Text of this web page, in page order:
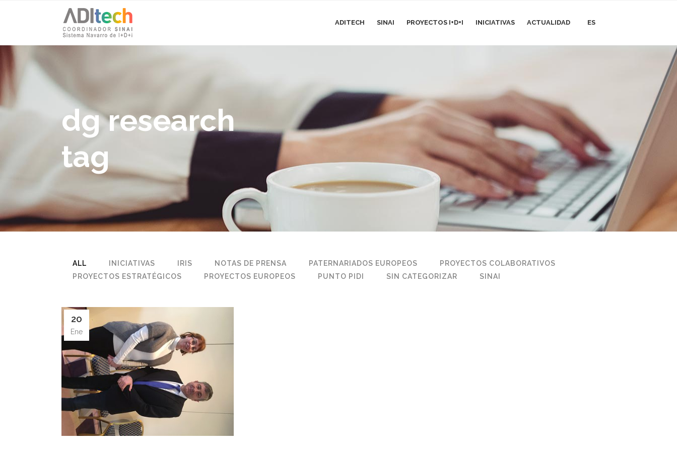
ADITECH SINAI PROYECTOS I+D+I INICIATIVAS ACTUALIDAD ES
dg research
tag
ALL INICIATIVAS IRIS NOTAS DE PRENSA PATERNARIADOS EUROPEOS
PROYECTOS COLABORATIVOS
PROYECTOS ESTRATÉGICOS
PROYECTOS EUROPEOS PUNTO PIDI SIN CATEGORIZAR SINAI
20
Ene